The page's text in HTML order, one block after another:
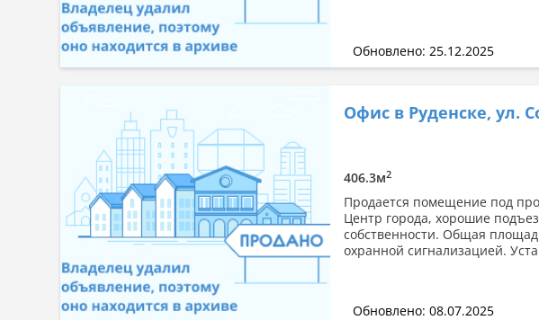
Обновлено: 25.12.2025
Офис в Руденске, ул.
406.3м2
Продается помещение под
Центр города, хорошие
собственности. Общая
охранной сигнализацией.
Обновлено: 08.07.2025